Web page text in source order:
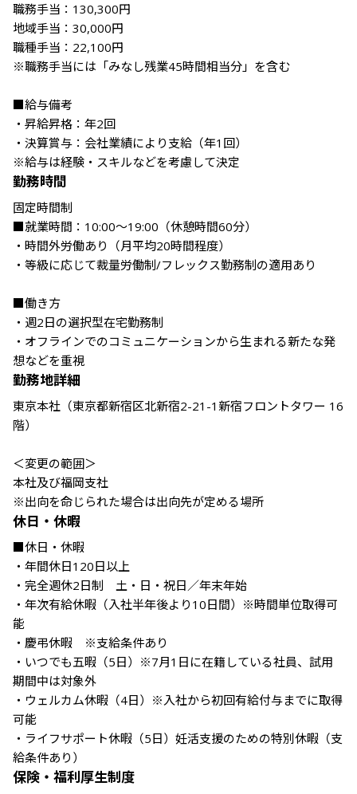
職務手当：130,300円
地域手当：30,000円
職種手当：22,100円
※職務手当には「みなし残業45時間相当分」を含む
■給与備考
・昇給昇格：年2回
・決算賞与：会社業績により支給（年1回）
※給与は経験・スキルなどを考慮して決定
勤務時間
固定時間制
■就業時間：10:00～19:00（休憩時間60分）
・時間外労働あり（月平均20時間程度）
・等級に応じて裁量労働制/フレックス勤務制の適用あり
■働き方
・週2日の選択型在宅勤務制
・オフラインでのコミュニケーションから生まれる新たな発
想などを重視
勤務地詳細
東京本社（東京都新宿区北新宿2-21-1新宿フロントタワー 16
階）
＜変更の範囲＞
本社及び福岡支社
※出向を命じられた場合は出向先が定める場所
休日・休暇
■休日・休暇
・年間休日120日以上
・完全週休2日制　土・日・祝日／年末年始
・年次有給休暇（入社半年後より10日間）※時間単位取得可
能
・慶弔休暇　※支給条件あり
・いつでも五暇（5日）※7月1日に在籍している社員、試用
期間中は対象外
・ウェルカム休暇（4日）※入社から初回有給付与までに取得
可能
・ライフサポート休暇（5日）妊活支援のための特別休暇（支
給条件あり）
保険・福利厚生制度